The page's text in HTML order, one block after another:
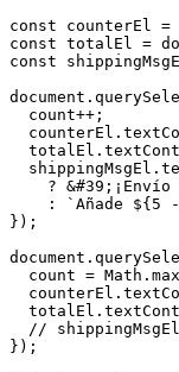
const counterEl =
const totalEl =
const
document.
  count++;
    ? &#
39
    :
`Añade ${5
});
document.
  count = Math.
max
//